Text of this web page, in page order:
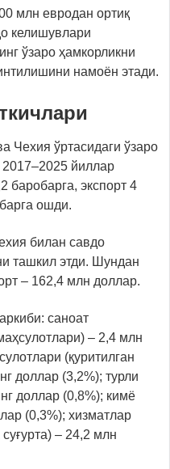
млн евродан ортиқ
келишувлари
ўзаро ҳамкорликни
намоён этади.
Чехия ўртасидаги ўзаро
йиллар
баробарга, экспорт 4
ошди.
билан савдо
ташкил этди. Шундан
– 162,4 млн доллар.
саноат
– 2,4 млн
(қуритилган
доллар (3,2%); турли
доллар (0,8%); кимё
(0,3%); хизматлар
– 24,2 млн